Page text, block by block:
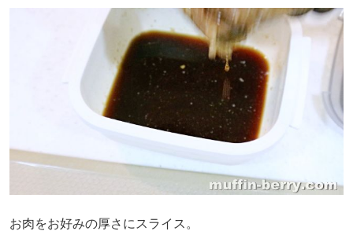
お肉をお好みの厚さにスライス。